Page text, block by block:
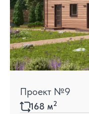
Проект №9
168 м2